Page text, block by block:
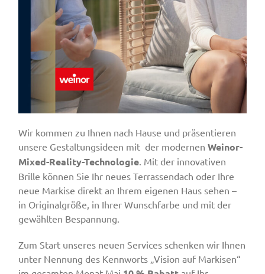
Wir kommen zu Ihnen nach Hause und präsentieren
unsere Gestaltungsideen mit der modernenWeinor-
Mixed-Reality-Technologie . Mit der innovativen
Brille können Sie Ihr neues Terrassendach oder Ihre
neue Markise direkt an Ihrem eigenen Haus sehen –
in Originalgröße, in Ihrer Wunschfarbe und mit der
gewählten Bespannung.
Zum Start unseres neuen Services schenken wir Ihnen
unter Nennung des Kennworts „Vision auf Markisen“